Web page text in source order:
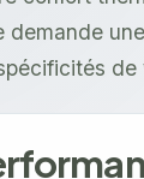
demande
de